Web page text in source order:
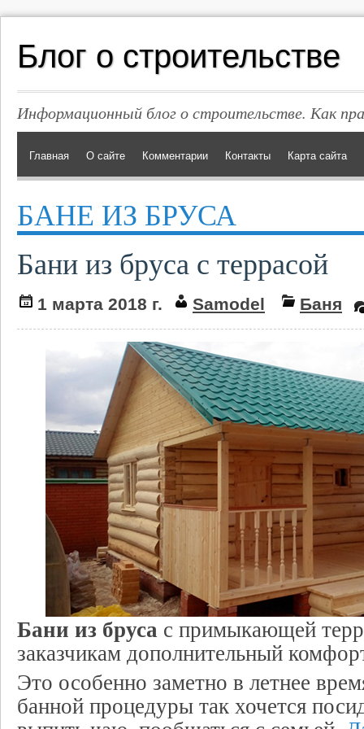
Блог о строительстве
Информационный блог о строительстве. Как
Главная О сайте Комментарии Контакты Карта сайта
БАНЕ ИЗ БРУСА
Бани из бруса с террасой
1 марта 2018 г. Samodel Баня
Бани из бруса с примыкающей
заказчикам дополнительный
Это особенно заметно в летнее
банной процедуры так хочется